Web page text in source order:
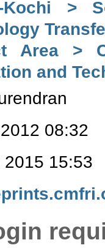
Kochi >
Area >
and
08:32
2015 15:53